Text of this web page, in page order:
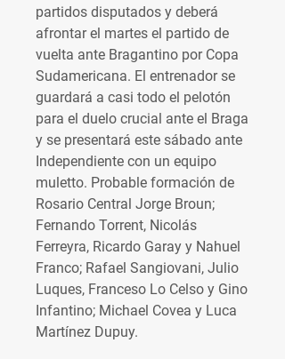
partidos disputados y deberá
afrontar el martes el partido de
vuelta ante Bragantino por Copa
Sudamericana. El entrenador se
guardará a casi todo el pelotón
para el duelo crucial ante el Braga
y se presentará este sábado ante
Independiente con un equipo
muletto. Probable formación de
Rosario Central Jorge Broun;
Fernando Torrent, Nicolás
Ferreyra, Ricardo Garay y Nahuel
Franco; Rafael Sangiovani, Julio
Luques, Franceso Lo Celso y Gino
Infantino; Michael Covea y Luca
Martínez Dupuy.